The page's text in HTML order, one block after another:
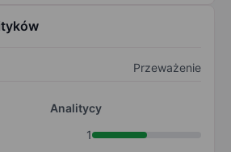
Przeważenie
Analitycy
1